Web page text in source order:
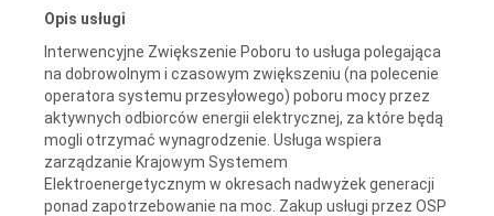
Opis usługi
Interwencyjne Zwiększenie Poboru to usługa polegająca
na dobrowolnym i czasowym zwiększeniu (na polecenie
operatora systemu przesyłowego) poboru mocy przez
aktywnych odbiorców energii elektrycznej, za które będą
mogli otrzymać wynagrodzenie. Usługa wspiera
zarządzanie Krajowym Systemem
Elektroenergetycznym w okresach nadwyżek generacji
ponad zapotrzebowanie na moc. Zakup usługi przez OSP